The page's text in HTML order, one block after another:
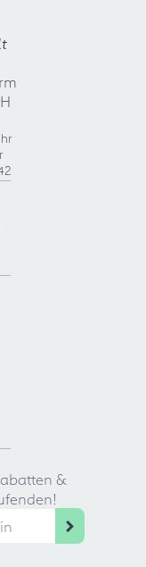
&